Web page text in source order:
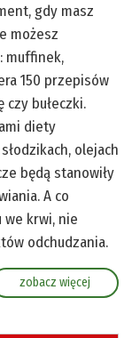
gdy masz
możesz
muffinek,
150 przepisów
czy bułeczki.
diety
olejach
będą stanowiły
A co
we krwi, nie
odchudzania.
zobacz więcej